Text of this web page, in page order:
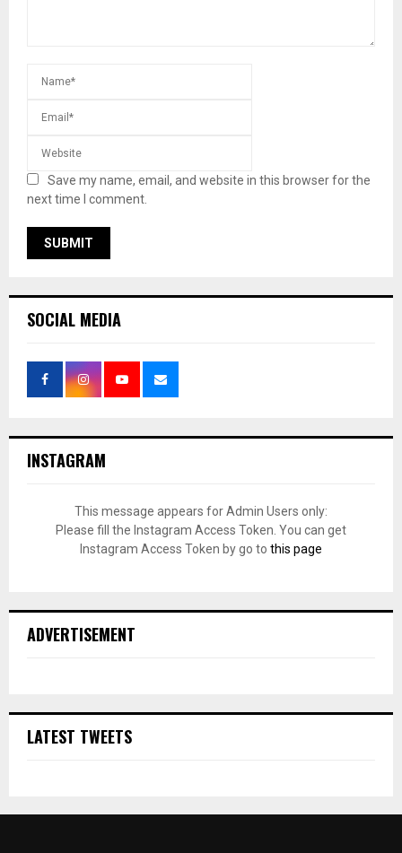
Save my name, email, and website in this browser for the
next time I comment.
SOCIAL MEDIA
INSTAGRAM
This message appears for Admin Users only:
Please fill the Instagram Access Token. You can get
Instagram Access Token by go to this page
ADVERTISEMENT
LATEST TWEETS